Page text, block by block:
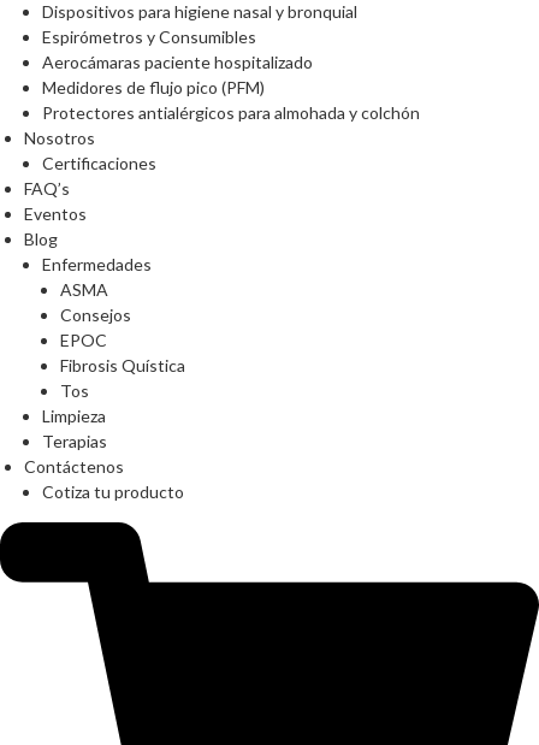
Dispositivos para higiene nasal y bronquial
Espirómetros y Consumibles
Aerocámaras paciente hospitalizado
Medidores de flujo pico (PFM)
Protectores antialérgicos para almohada y colchón
Nosotros
Certificaciones
FAQ’s
Eventos
Blog
Enfermedades
ASMA
Consejos
EPOC
Fibrosis Quística
Tos
Limpieza
Terapias
Contáctenos
Cotiza tu producto